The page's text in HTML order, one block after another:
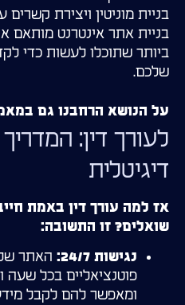
בניית מוניטין ויצירת
בניית אתר אינטרנט מותאם
ביותר שתוכלו לעשות כדי
שלכם.
על הנושא הרחבנו גם
לעורך דין:
דיגיטלית
אז למה עורך דין באמת
שואלים? זו התשובה:
נגישות 24/7:
האתר
פוטנציאליים בכל שעה
ומאפשר להם לקבל